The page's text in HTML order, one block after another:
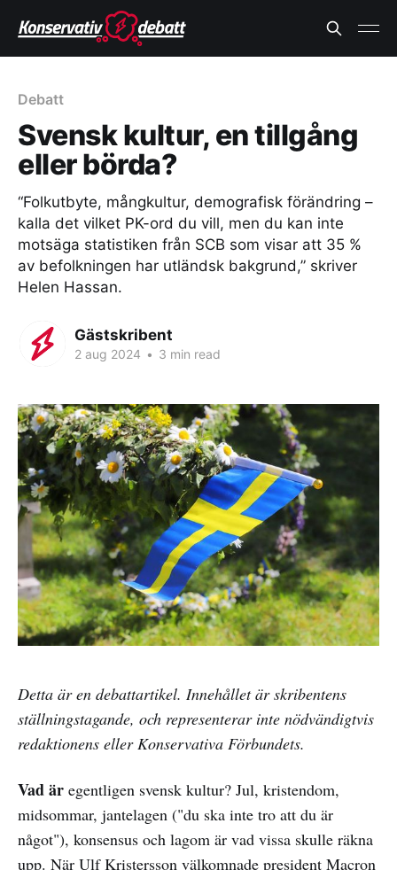
Debatt
Svensk kultur, en tillgång
eller börda?
“Folkutbyte, mångkultur, demografisk förändring –
kalla det vilket PK-ord du vill, men du kan inte
motsäga statistiken från SCB som visar att 35 %
av befolkningen har utländsk bakgrund,” skriver
Helen Hassan.
Gästskribent
2 aug 2024 • 3 min read
Detta är en debattartikel. Innehållet är skribentens
ställningstagande, och representerar inte nödvändigtvis
redaktionens eller Konservativa Förbundets.
Vad är egentligen svensk kultur? Jul, kristendom,
midsommar, jantelagen ("du ska inte tro att du är
något"), konsensus och lagom är vad vissa skulle räkna
upp. När Ulf Kristersson välkomnade president Macron